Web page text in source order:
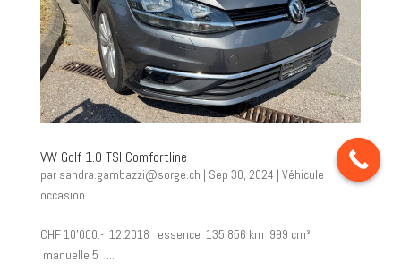
VW Golf 1.0 TSI Comfortline
par sandra.gambazzi@sorge.ch | Sep 30, 2024 | Véhicule
occasion
CHF 10’000.- 12.2018 essence 135’856 km 999 cm³
manuelle 5 ...